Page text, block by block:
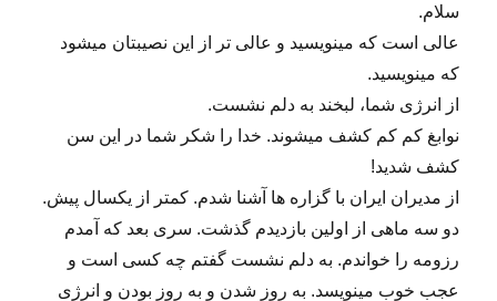
سلام.
عالی است که مینویسید و عالی تر از این نصیبتان میشود
که مینویسید.
از انرژی شما، لبخند به دلم نشست.
نوابغ کم کم کشف میشوند. خدا را شکر شما در این سن
کشف شدید!
از مدیران ایران با گزاره ها آشنا شدم. کمتر از یکسال پیش.
دو سه ماهی از اولین بازدیدم گذشت. سری بعد که آمدم
رزومه را خواندم. به دلم نشست گفتم چه کسی است و
عجب خوب مینویسد. به روز شدن و به روز بودن و انرژی